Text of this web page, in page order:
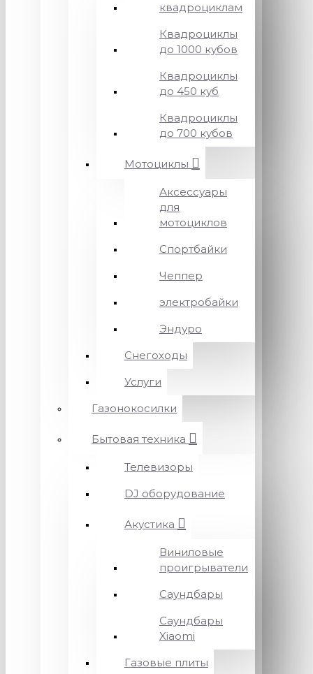
квадроциклам
Квадроциклы
до 1000 кубов
Квадроциклы
до 450 куб
Квадроциклы
до 700 кубов
Мотоциклы
Аксессуары
для
мотоциклов
Спортбайки
Чеппер
электробайки
Эндуро
Снегоходы
Услуги
Газонокосилки
Бытовая техника
Телевизоры
DJ оборудование
Акустика
Виниловые
проигрыватели
Саундбары
Саундбары
Xiaomi
Газовые плиты